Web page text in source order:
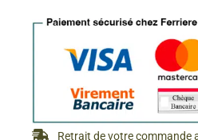
Retrait de votre commande